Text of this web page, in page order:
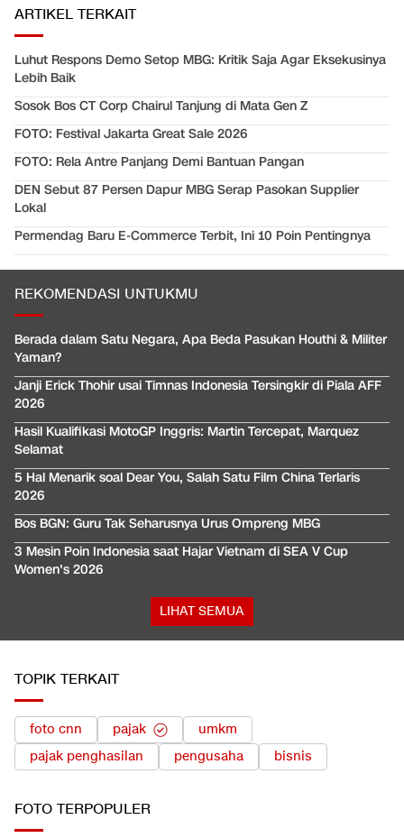
ARTIKEL TERKAIT
Luhut Respons Demo Setop MBG: Kritik Saja Agar Eksekusinya
Lebih Baik
Sosok Bos CT Corp Chairul Tanjung di Mata Gen Z
FOTO: Festival Jakarta Great Sale 2026
FOTO: Rela Antre Panjang Demi Bantuan Pangan
DEN Sebut 87 Persen Dapur MBG Serap Pasokan Supplier
Lokal
Permendag Baru E-Commerce Terbit, Ini 10 Poin Pentingnya
REKOMENDASI UNTUKMU
Berada dalam Satu Negara, Apa Beda Pasukan Houthi & Militer
Yaman?
Janji Erick Thohir usai Timnas Indonesia Tersingkir di Piala AFF
2026
Hasil Kualifikasi MotoGP Inggris: Martin Tercepat, Marquez
Selamat
5 Hal Menarik soal Dear You, Salah Satu Film China Terlaris
2026
Bos BGN: Guru Tak Seharusnya Urus Ompreng MBG
3 Mesin Poin Indonesia saat Hajar Vietnam di SEA V Cup
Women's 2026
LIHAT SEMUA
TOPIK TERKAIT
foto cnn pajak
umkm
pajak penghasilan
pengusaha bisnis
FOTO TERPOPULER